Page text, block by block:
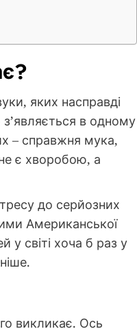
яких насправді
в одному
– справжня мука,
є хворобою, а
до серйозних
Американської
у світі хоча б раз у
викликає. Ось